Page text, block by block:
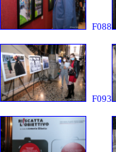
F088
F093